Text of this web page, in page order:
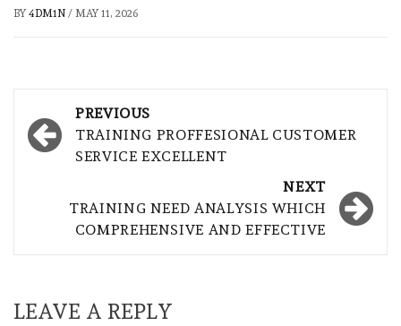
BY 4DM1N / MAY 11, 2026
Post
navigation
PREVIOUS
TRAINING PROFFESIONAL CUSTOMER
SERVICE EXCELLENT
NEXT
TRAINING NEED ANALYSIS WHICH
COMPREHENSIVE AND EFFECTIVE
LEAVE A REPLY